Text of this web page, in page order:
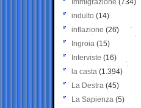
Immigrazione (734)
indulto (14)
inflazione (26)
Ingroia (15)
Interviste (16)
la casta (1.394)
La Destra (45)
La Sapienza (5)